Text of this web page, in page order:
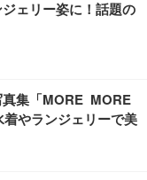
ェリー姿に！話題の
真集「MORE MORE
やランジェリーで美